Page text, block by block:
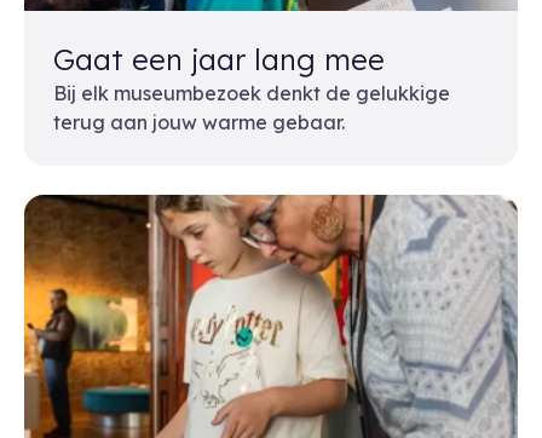
Gaat een jaar lang mee
Bij elk museumbezoek denkt de gelukkige
terug aan jouw warme gebaar.